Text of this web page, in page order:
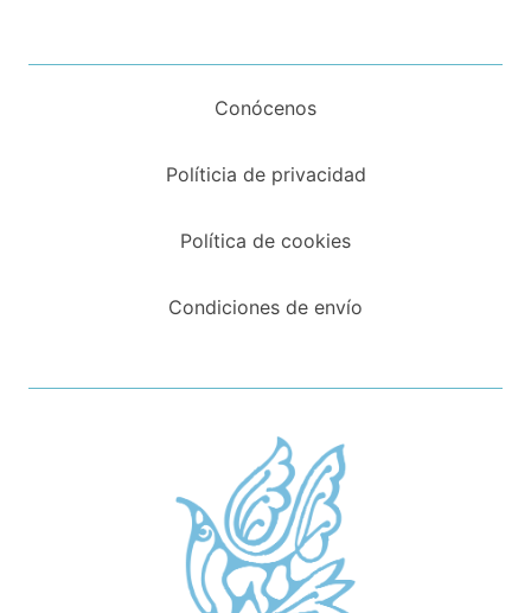
Conócenos
Políticia de privacidad
Política de cookies
Condiciones de envío